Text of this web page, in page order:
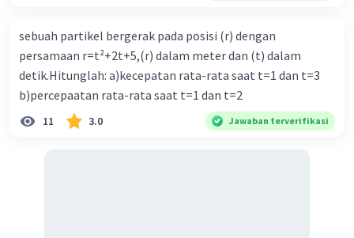
sebuah partikel bergerak pada posisi (r) dengan
persamaan r=t²+2t+5,(r) dalam meter dan (t) dalam
detik.Hitunglah: a)kecepatan rata-rata saat t=1 dan t=3
b)percepaatan rata-rata saat t=1 dan t=2
11 3.0 Jawaban terverifikasi